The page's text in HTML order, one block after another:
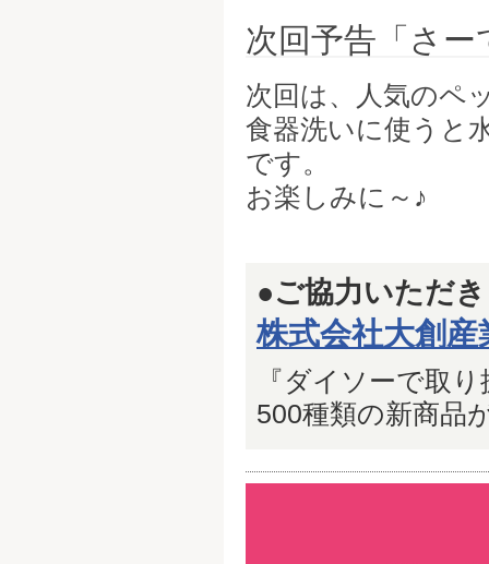
次回予告「さ
次回は、人気のペ
食器洗いに使うと
です。
お楽しみに～♪
●ご協力いただ
株式会社大創産
『ダイソーで取
500種類の新商品